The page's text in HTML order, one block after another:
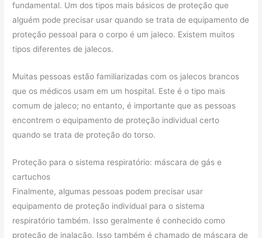
fundamental. Um dos tipos mais básicos de proteção que
alguém pode precisar usar quando se trata de equipamento de
proteção pessoal para o corpo é um jaleco. Existem muitos
tipos diferentes de jalecos.
Muitas pessoas estão familiarizadas com os jalecos brancos
que os médicos usam em um hospital. Este é o tipo mais
comum de jaleco; no entanto, é importante que as pessoas
encontrem o equipamento de proteção individual certo
quando se trata de proteção do torso.
Proteção para o sistema respiratório: máscara de gás e
cartuchos
Finalmente, algumas pessoas podem precisar usar
equipamento de proteção individual para o sistema
respiratório também. Isso geralmente é conhecido como
proteção de inalação. Isso também é chamado de máscara de